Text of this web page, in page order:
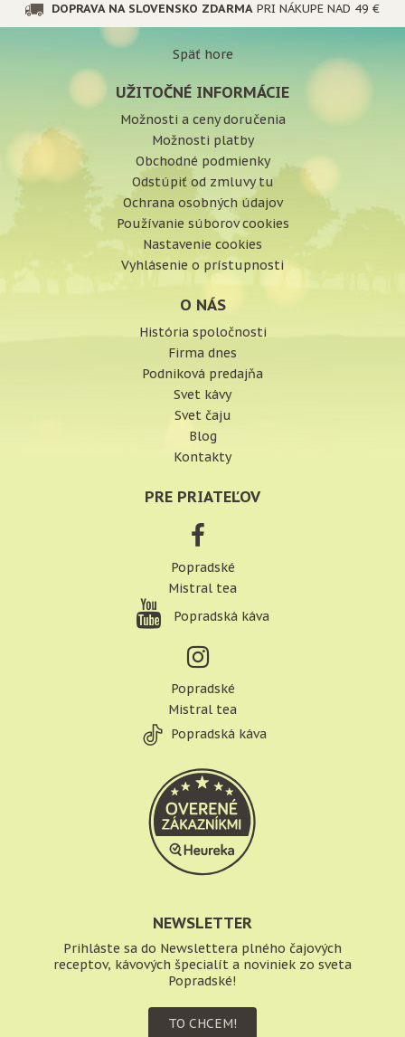
DOPRAVA NA SLOVENSKO ZDARMA PRI NÁKUPE NAD 49 €
Späť hore
UŽITOČNÉ INFORMÁCIE
Možnosti a ceny doručenia
Možnosti platby
Obchodné podmienky
Odstúpiť od zmluvy tu
Ochrana osobných údajov
Používanie súborov cookies
Nastavenie cookies
Vyhlásenie o prístupnosti
O NÁS
História spoločnosti
Firma dnes
Podniková predajňa
Svet kávy
Svet čaju
Blog
Kontakty
PRE PRIATEĽOV
Popradské
Mistral tea
Popradská káva
Popradské
Mistral tea
Popradská káva
NEWSLETTER
Prihláste sa do Newslettera plného čajových
receptov, kávových špecialít a noviniek zo sveta
Popradské!
TO CHCEM!